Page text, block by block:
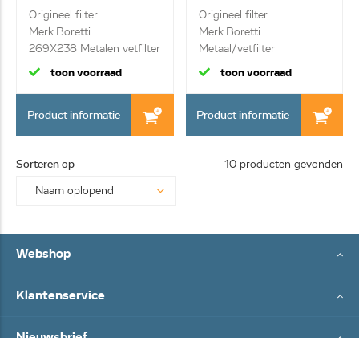
Origineel filter
Merk Boretti
269X238 Metalen vetfilter
toon voorraad
Product informatie
Origineel filter
Merk Boretti
Metaal/vetfilter
toon voorraad
Product informatie
Sorteren op 10 producten gevonden
Webshop
Klantenservice